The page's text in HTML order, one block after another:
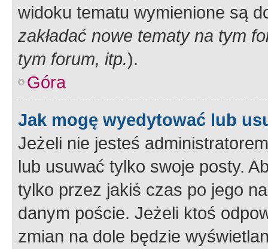
widoku tematu wymienione są
zakładać nowe tematy na tym
tym forum, itp.).
Góra
Jak mogę wyedytować lub
Jeżeli nie jesteś
lub usuwać tylko swoje posty.
tylko przez jakiś czas po jego
danym poście. Jeżeli ktoś
zmian na dole będzie